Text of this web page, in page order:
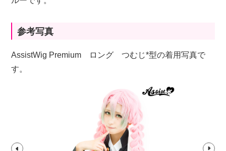
参考写真
AssistWig Premium ロング つむじ*型の着用写真で
す。